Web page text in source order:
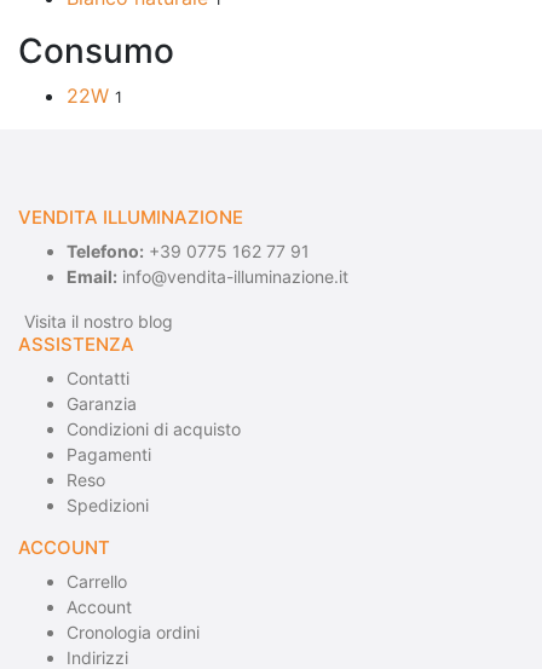
Consumo
22W 1
VENDITA ILLUMINAZIONE
Telefono: +39 0775 162 77 91
Email: info@vendita-illuminazione.it
Visita il nostro blog
ASSISTENZA
Contatti
Garanzia
Condizioni di acquisto
Pagamenti
Reso
Spedizioni
ACCOUNT
Carrello
Account
Cronologia ordini
Indirizzi